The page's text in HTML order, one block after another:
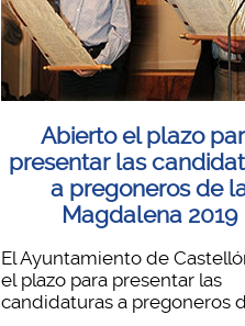
Abierto el plazo
presentar las
a pregoneros de
Magdalena 2019
El Ayuntamiento de
el plazo para presentar las
candidaturas a pregoneros